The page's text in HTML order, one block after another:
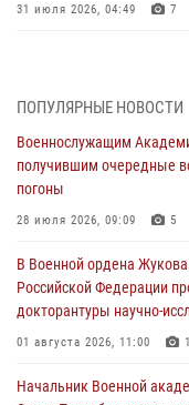
31 июля 2026, 04:49 7
Росгвардии - князя
Военнослужащим
получившим очередные
погоны
В Военной академии
сборов 2026 года
27 июля 2026, 14:49 7
Военная академия
ПОПУЛЯРНЫЕ НОВОСТИ
Военнослужащим
получившим очередные
погоны
28 июля 2026, 09:09 5
В Военной ордена
Российской Федерации
докторантуры научно-
01 августа 2026, 11:00
Начальник Военной